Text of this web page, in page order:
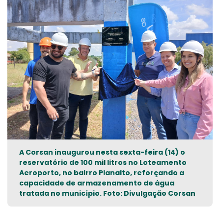
A Corsan inaugurou nesta sexta-feira (14) o
reservatório de 100 mil litros no Loteamento
Aeroporto, no bairro Planalto, reforçando a
capacidade de armazenamento de água
tratada no município. Foto: Divulgação Corsan